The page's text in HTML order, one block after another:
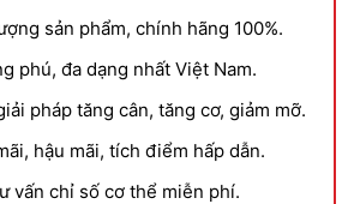
sản phẩm, chính hãng 100%.
phú, đa dạng nhất Việt Nam.
pháp tăng cân, tăng cơ, giảm mỡ.
hậu mãi, tích điểm hấp dẫn.
vấn chỉ số cơ thể miễn phí.